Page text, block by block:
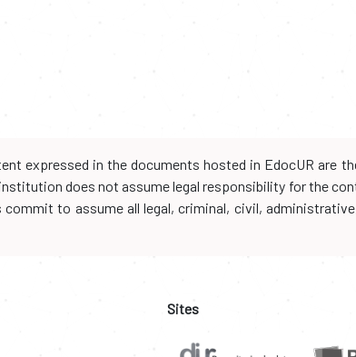
expressed in the documents hosted in EdocUR
does not assume legal responsibility for the
to assume all legal, criminal, civil,
Sites